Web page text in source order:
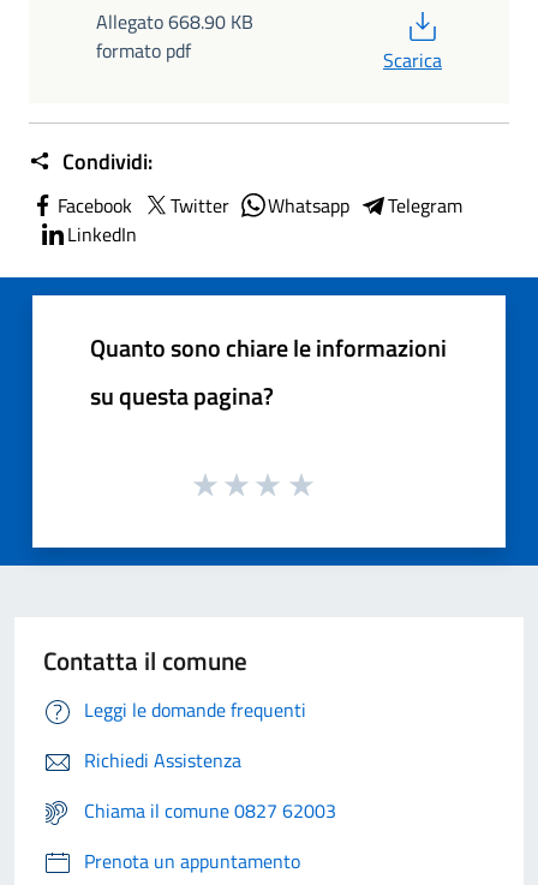
Allegato 668.90 KB
formato pdf
Scarica
Condividi:
Facebook Twitter Whatsapp
Telegram
LinkedIn
Quanto sono chiare le informazioni
su questa pagina?
Contatta il comune
Leggi le domande frequenti
Richiedi Assistenza
Chiama il comune 0827 62003
Prenota un appuntamento